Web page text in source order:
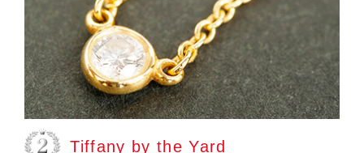
Tiffany by the Yard